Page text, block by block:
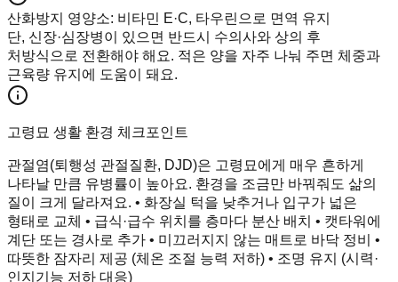
산화방지 영양소: 비타민 E·C, 타우린으로 면역 유지
단, 신장·심장병이 있으면 반드시 수의사와 상의 후
처방식으로 전환해야 해요. 적은 양을 자주 나눠 주면 체중과
근육량 유지에 도움이 돼요.
고령묘 생활 환경 체크포인트
관절염(퇴행성 관절질환, DJD)은 고령묘에게 매우 흔하게
나타날 만큼 유병률이 높아요. 환경을 조금만 바꿔줘도 삶의
질이 크게 달라져요. • 화장실 턱을 낮추거나 입구가 넓은
형태로 교체 • 급식·급수 위치를 층마다 분산 배치 • 캣타워에
계단 또는 경사로 추가 • 미끄러지지 않는 매트로 바닥 정비 •
따뜻한 잠자리 제공 (체온 조절 능력 저하) • 조명 유지 (시력·
인지기능 저하 대응)